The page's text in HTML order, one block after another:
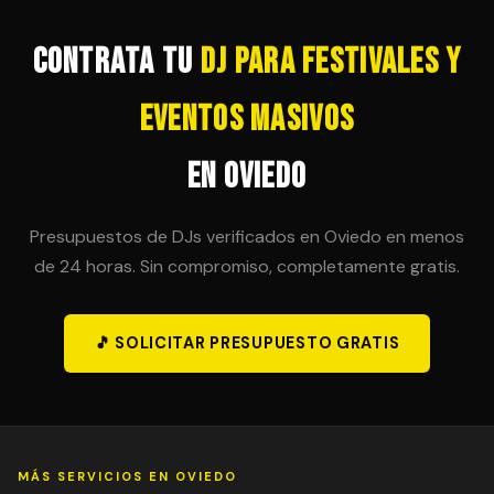
de última hora.
Contrata tu DJ para Festivales y
Eventos Masivos
en Oviedo
Presupuestos de DJs verificados en Oviedo en menos
de 24 horas. Sin compromiso, completamente gratis.
🎵 SOLICITAR PRESUPUESTO GRATIS
MÁS SERVICIOS EN OVIEDO